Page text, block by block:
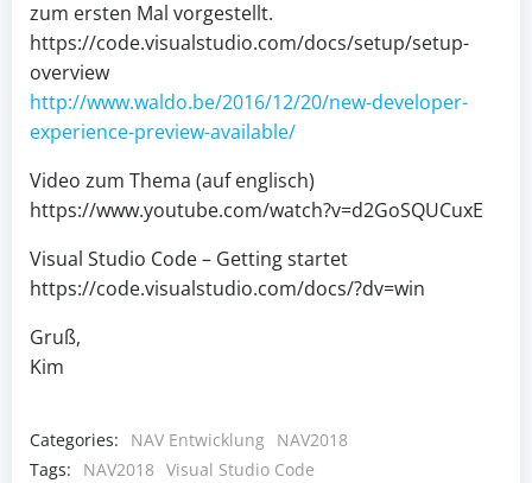
zum ersten Mal vorgestellt.
https://code.visualstudio.com/docs/setup/setup-
overview
http://www.waldo.be/2016/12/20/new-developer-
experience-preview-available/
Video zum Thema (auf englisch)
https://www.youtube.com/watch?v=d2GoSQUCuxE
Visual Studio Code – Getting startet
https://code.visualstudio.com/docs/?dv=win
Gruß,
Kim
Categories: NAV Entwicklung NAV2018
Tags:
NAV2018 Visual Studio Code